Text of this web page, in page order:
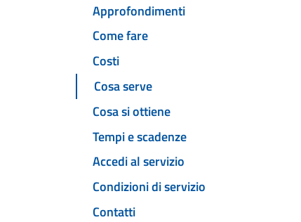
Approfondimenti
Come fare
Costi
Cosa serve
Cosa si ottiene
Tempi e scadenze
Accedi al servizio
Condizioni di servizio
Contatti